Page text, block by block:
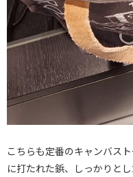
こちらも定番のキャンバス
に打たれた鋲、しっかりと